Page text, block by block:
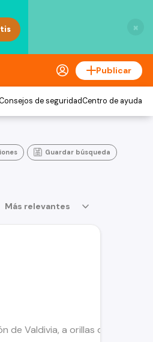
×
Publicar
Consejos de seguridadCentro de ayuda
Guardar búsqueda
Más relevantes
Valdivia, a orillas del río